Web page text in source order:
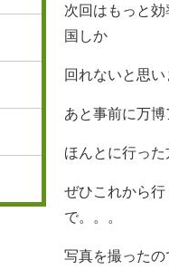
次回はもっと
国しか
回れないと思
あと事前に万
ほんとに行っ
ぜひこれから
で。。。
写真を撮ったの